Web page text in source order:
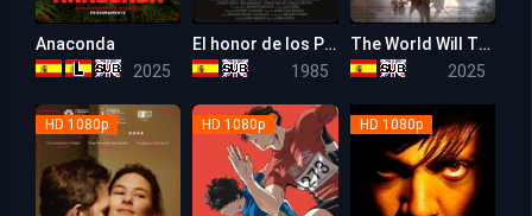
Anaconda
2025
El honor de los Prizzi
1985
The World Will Tremble
2025
HD 1080p HD 1080p HD 1080p